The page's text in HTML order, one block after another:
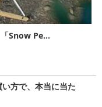
Snow Pe...
い方で、本当に当た